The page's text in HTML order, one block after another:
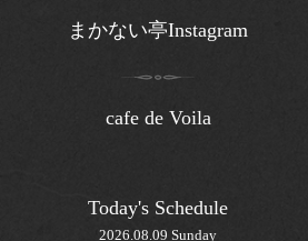
まかない亭Instagram
cafe de Voila
Today's Schedule
2026.08.09 Sunday